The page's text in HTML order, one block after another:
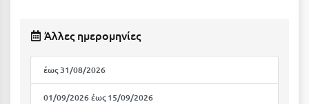
Κόνιτσα
Κόρινθος
Κορώνη
Άλλες ημερομηνίες
έως 31/08/2026
01/09/2026 έως 15/09/2026